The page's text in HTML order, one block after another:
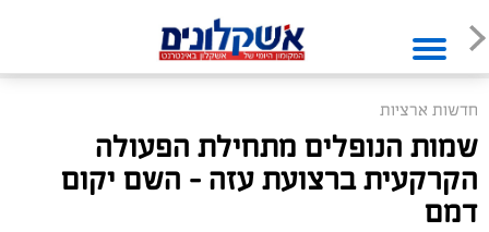
חדשות ארציות
שמות הנופלים מתחילת הפעולה
הקרקעית ברצועת עזה - השם יקום
דמם